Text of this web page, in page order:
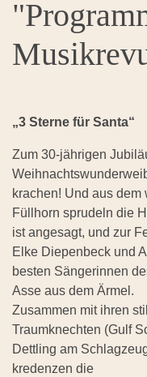
„3 Sterne für Santa“
Zum 30-jährigen
krachen! Und aus
Füllhorn sprudeln die
ist angesagt, und zur
Elke Diepenbeck und
besten Sängerinnen
Asse aus dem Ärmel.
Zusammen mit ihren
Traumknechten (Gulf
Dettling am
kredenzen die